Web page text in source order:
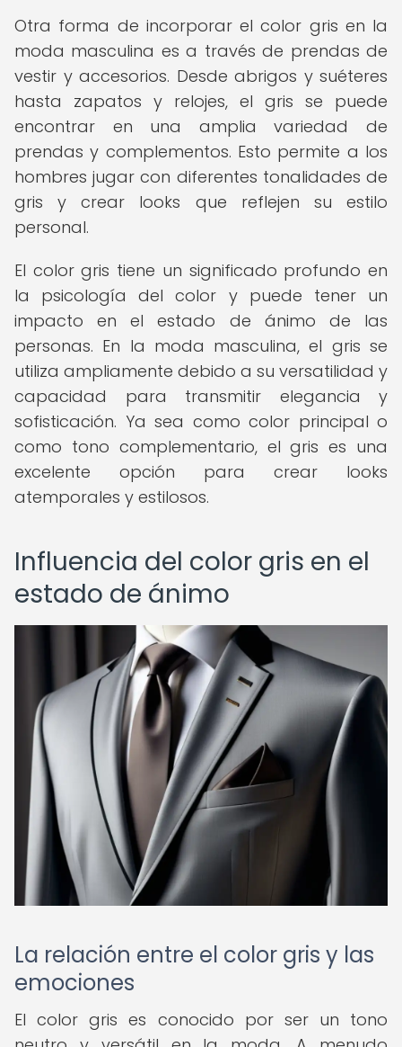
Otra forma de incorporar el color gris en la
moda masculina es a través de prendas de
vestir y accesorios. Desde abrigos y suéteres
hasta zapatos y relojes, el gris se puede
encontrar en una amplia variedad de
prendas y complementos. Esto permite a los
hombres jugar con diferentes tonalidades de
gris y crear looks que reflejen su estilo
personal.
El color gris tiene un significado profundo en
la psicología del color y puede tener un
impacto en el estado de ánimo de las
personas. En la moda masculina, el gris se
utiliza ampliamente debido a su versatilidad y
capacidad para transmitir elegancia y
sofisticación. Ya sea como color principal o
como tono complementario, el gris es una
excelente opción para crear looks
atemporales y estilosos.
Influencia del color gris en el
estado de ánimo
La relación entre el color gris y las
emociones
El color gris es conocido por ser un tono